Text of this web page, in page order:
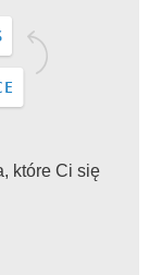
które Ci się